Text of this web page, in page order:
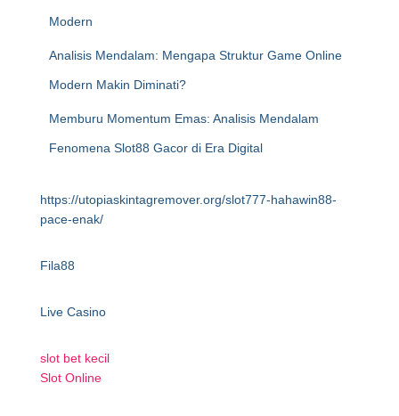
Modern
Analisis Mendalam: Mengapa Struktur Game Online
Modern Makin Diminati?
Memburu Momentum Emas: Analisis Mendalam
Fenomena Slot88 Gacor di Era Digital
https://utopiaskintagremover.org/slot777-hahawin88-
pace-enak/
Fila88
Live Casino
slot bet kecil
Slot Online